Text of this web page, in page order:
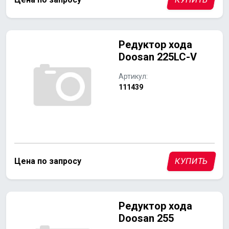
Редуктор хода
Doosan 225LC-V
Артикул:
111439
Цена по запросу КУПИТЬ
Редуктор хода
Doosan 255